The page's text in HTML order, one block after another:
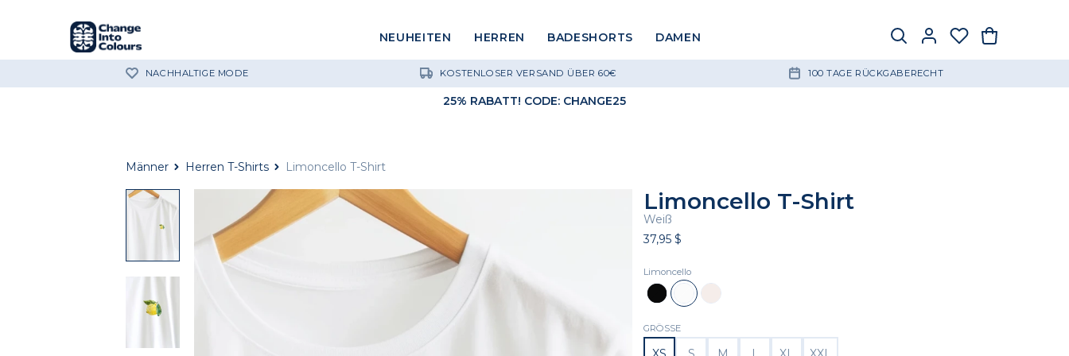
NEUHEITEN HERREN BADESHORTS DAMEN
NACHHALTIGE MODE KOSTENLOSER VERSAND ÜBER 60€ 100 TAGE RÜCKGABERECHT
25% RABATT! CODE: CHANGE25
Männer Herren T-Shirts
Limoncello T-Shirt
Limoncello
weiße
Limoncello
Shirt
Limoncello T-Shirt
Weiß
37,95 $
Limoncello
Schwarz
Weiß Natürlich
GRÖSSE